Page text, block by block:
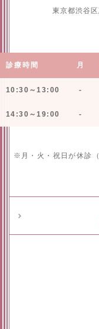
東京都渋谷
診療時間 月
10:30～13:00 -
14:30～19:00 -
※月・火・祝日が休診